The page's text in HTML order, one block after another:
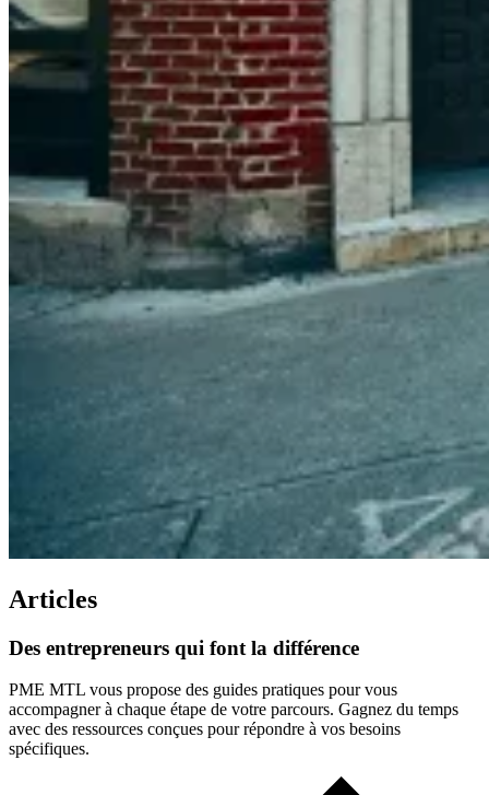
Articles
Des entrepreneurs qui font la différence
PME MTL vous propose des guides pratiques pour vous
accompagner à chaque étape de votre parcours. Gagnez du temps
avec des ressources conçues pour répondre à vos besoins
spécifiques.